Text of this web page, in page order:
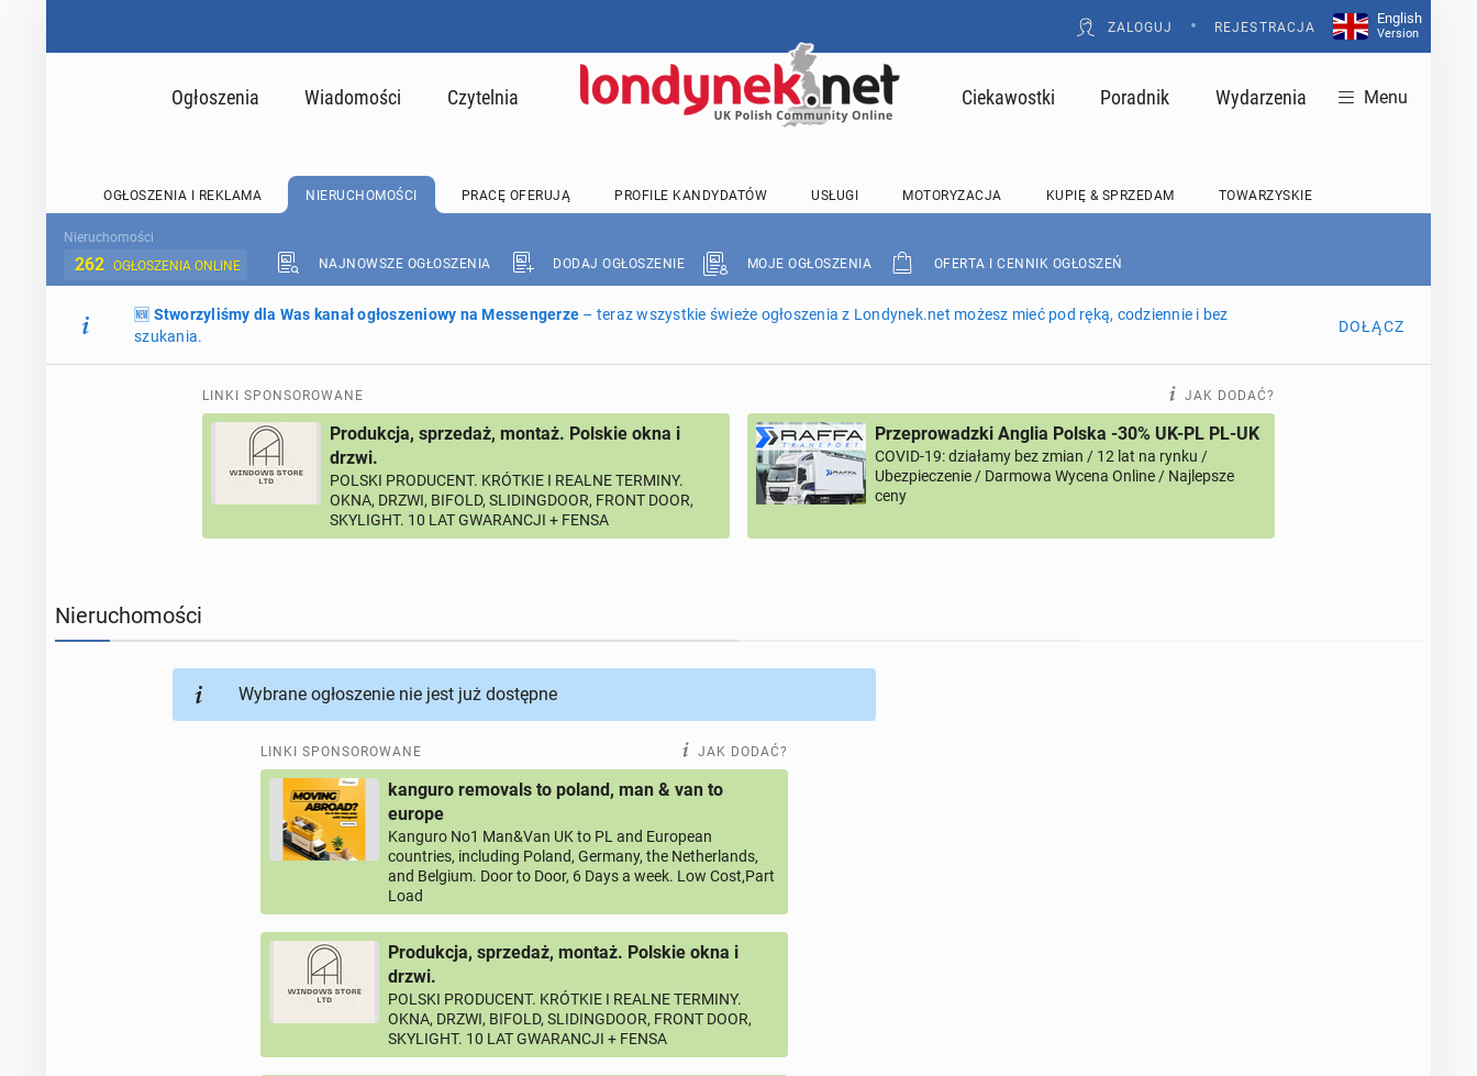
ZALOGUJ • REJESTRACJA
English
Version
Ogłoszenia Wiadomości Czytelnia Ciekawostki Poradnik Wydarzenia Menu
OGŁOSZENIA I REKLAMA NIERUCHOMOŚCI PRACĘ OFERUJĄ PROFILE KANDYDATÓW USŁUGI MOTORYZACJA KUPIĘ & SPRZEDAM TOWARZYSKIE
Nieruchomości
262 OGŁOSZENIA ONLINE NAJNOWSZE OGŁOSZENIA DODAJ OGŁOSZENIE MOJE OGŁOSZENIA OFERTA I CENNIK OGŁOSZEŃ
🆕 Stworzyliśmy dla Was kanał ogłoszeniowy na Messengerze – teraz wszystkie świeże ogłoszenia z Londynek.net możesz mieć pod ręką, codziennie i bez
szukania.
DOŁĄCZ
LINKI SPONSOROWANE JAK DODAĆ?
Produkcja, sprzedaż, montaż. Polskie okna i
drzwi.
POLSKI PRODUCENT. KRÓTKIE I REALNE TERMINY.
OKNA, DRZWI, BIFOLD, SLIDINGDOOR, FRONT DOOR,
SKYLIGHT. 10 LAT GWARANCJI + FENSA
Przeprowadzki Anglia Polska -30% UK-PL PL-UK
COVID-19: działamy bez zmian / 12 lat na rynku /
Ubezpieczenie / Darmowa Wycena Online / Najlepsze
ceny
Nieruchomości
Wybrane ogłoszenie nie jest już dostępne
LINKI SPONSOROWANE JAK DODAĆ?
kanguro removals to poland, man & van to
europe
Kanguro No1 Man&Van UK to PL and European
countries, including Poland, Germany, the Netherlands,
and Belgium. Door to Door, 6 Days a week. Low Cost,Part
Load
Produkcja, sprzedaż, montaż. Polskie okna i
drzwi.
POLSKI PRODUCENT. KRÓTKIE I REALNE TERMINY.
OKNA, DRZWI, BIFOLD, SLIDINGDOOR, FRONT DOOR,
SKYLIGHT. 10 LAT GWARANCJI + FENSA